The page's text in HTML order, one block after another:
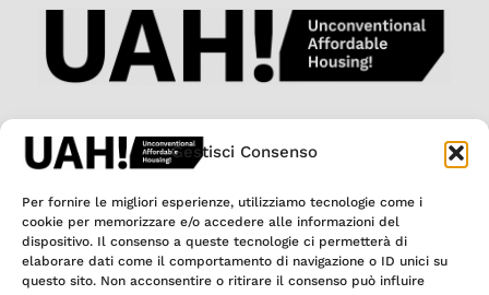
Gestisci Consenso
Per fornire le migliori esperienze, utilizziamo tecnologie come i
cookie per memorizzare e/o accedere alle informazioni del
dispositivo. Il consenso a queste tecnologie ci permetterà di
elaborare dati come il comportamento di navigazione o ID unici su
questo sito. Non acconsentire o ritirare il consenso può influire